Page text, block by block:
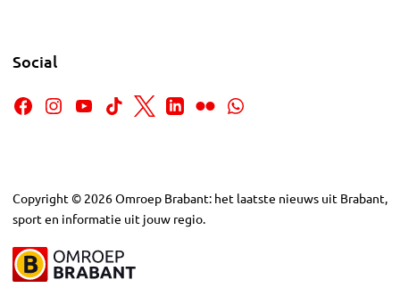
Social
Copyright © 2026Omroep Brabant: het laatste nieuws uit Brabant,
sport en informatie uit jouw regio.